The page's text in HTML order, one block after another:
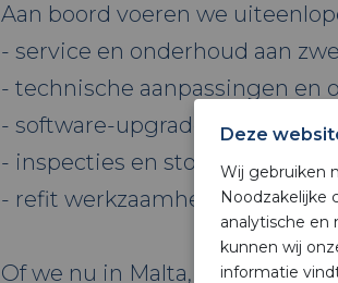
Aan boord voeren we
- service en onderhoud aan
- technische aanpassingen en
- software-upgrades
- inspecties en
- refit werkzaamheden
Of we nu in Malta, Spanje of
Deze
Wij gebruiken
Noodzakelijke
analytische
kunnen wij
informatie